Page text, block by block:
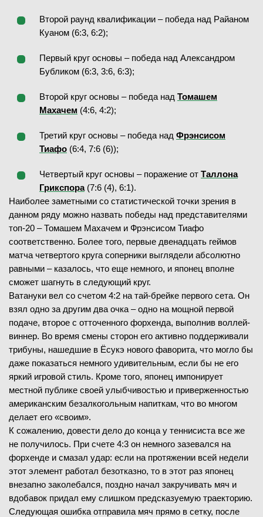
Второй раунд квалификации – победа над Райаном
Куаном (6:3, 6:2);
Первый круг основы – победа над Александром
Бубликом (6:3, 3:6, 6:3);
Второй круг основы – победа над Томашем
Махачем (4:6, 4:2);
Третий круг основы – победа над Фрэнсисом
Тиафо (6:4, 7:6 (6));
Четвертый круг основы – поражение от Таллона
Грикспора(7:6 (4), 6:1).
Наиболее заметными со статистической точки зрения в
данном ряду можно назвать победы над представителями
топ-20 – Томашем Махачем и Фрэнсисом Тиафо
соответственно. Более того, первые двенадцать геймов
матча четвертого круга соперники выглядели абсолютно
равными – казалось, что еще немного, и японец вполне
сможет шагнуть в следующий круг.
Ватануки вел со счетом 4:2 на тай-брейке первого сета. Он
взял одно за другим два очка – одно на мощной первой
подаче, второе с отточенного форхенда, выполнив воллей-
виннер. Во время смены сторон его активно поддерживали
трибуны, нашедшие в Ёсукэ нового фаворита, что могло бы
даже показаться немного удивительным, если бы не его
яркий игровой стиль. Кроме того, японец импонирует
местной публике своей улыбчивостью и приверженностью
американским безалкогольным напиткам, что во многом
делает его «своим».
К сожалению, довести дело до конца у теннисиста все же
не получилось. При счете 4:3 он немного зазевался на
форхенде и смазал удар: если на протяжении всей недели
этот элемент работал безотказно, то в этот раз японец
внезапно заколебался, поздно начал закручивать мяч и
вдобавок придал ему слишком предсказуемую траекторию.
Следующая ошибка отправила мяч прямо в сетку, после